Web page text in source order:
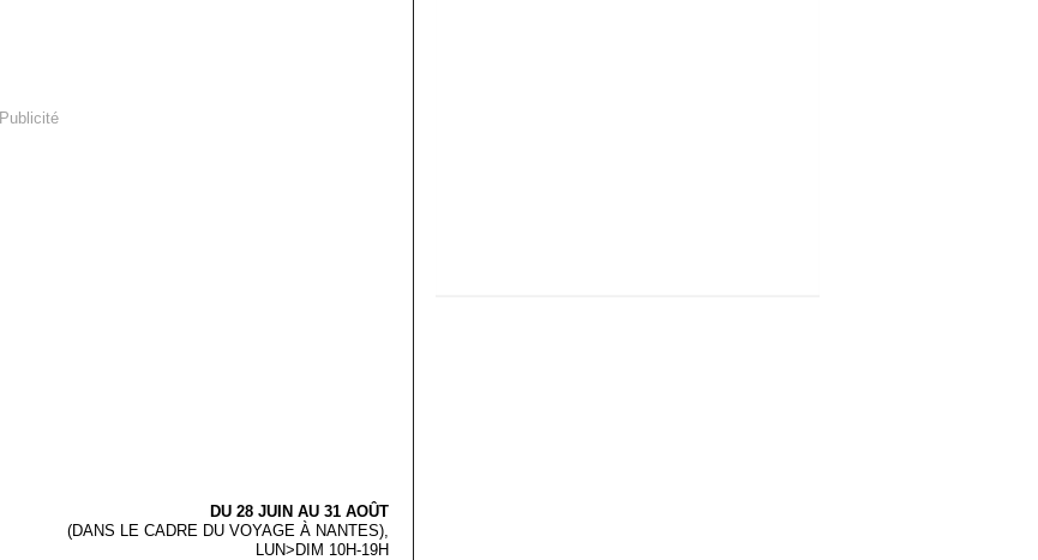
Publicité
DU 28 JUIN AU 31 AOÛT
(DANS LE CADRE DU VOYAGE À NANTES),
LUN>DIM 10H-19H